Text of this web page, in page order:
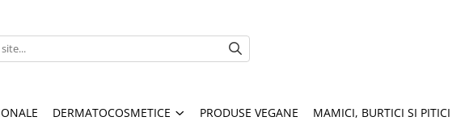
DERMATOCOSMETICE PRODUSE VEGANE MAMICI, BURTICI SI PITICI